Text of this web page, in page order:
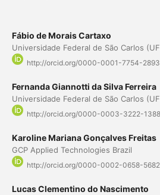
Fábio de Morais Cartaxo
Universidade Federal de São Carlos
http://orcid.org/0000-0001-7754-2893
Fernanda Giannotti da Silva Ferreira
Universidade Federal de São Carlos
http://orcid.org/0000-0003-3222-1388
Karoline Mariana Gonçalves Freitas
GCP Applied Technologies Brazil
http://orcid.org/0000-0002-0658-5682
Lucas Clementino do Nascimento